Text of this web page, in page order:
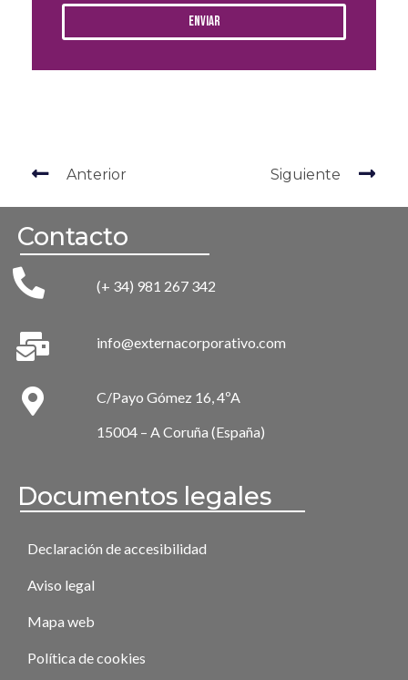
Enviar
Anterior Siguiente
Contacto
(+ 34) 981 267 342
info@externacorporativo.com
C/Payo Gómez 16, 4ºA
15004 – A Coruña (España)
Documentos legales
Declaración de accesibilidad
Aviso legal
Mapa web
Política de cookies